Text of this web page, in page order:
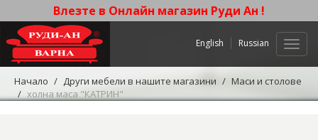
Влезте в Онлайн магазин Руди Ан !
English Russian
Начало Други мебели в нашите магазини
Маси и столове
холна маса "КАТРИН"